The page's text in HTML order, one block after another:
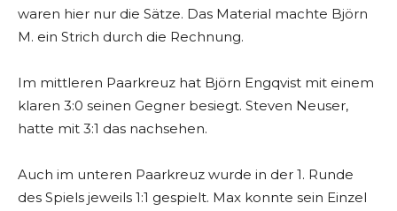
waren hier nur die Sätze. Das Material machte Björn
M. ein Strich durch die Rechnung.
Im mittleren Paarkreuz hat Björn Engqvist mit einem
klaren 3:0 seinen Gegner besiegt. Steven Neuser,
hatte mit 3:1 das nachsehen.
Auch im unteren Paarkreuz wurde in der 1. Runde
des Spiels jeweils 1:1 gespielt. Max konnte sein Einzel